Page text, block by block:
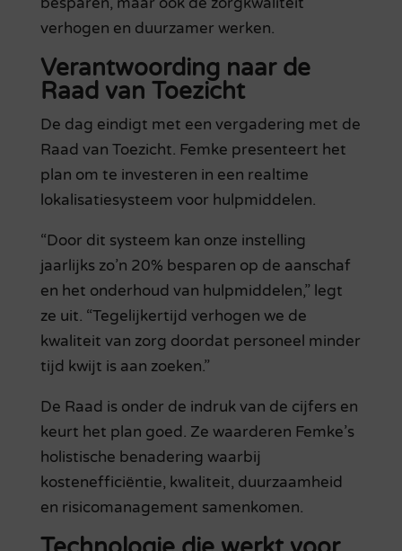
verhogen en duurzamer werken.
Verantwoording naar de
Raad van Toezicht
De dag eindigt met een vergadering met de
Raad van Toezicht. Femke presenteert het
plan om te investeren in een realtime
lokalisatiesysteem voor hulpmiddelen.
“Door dit systeem kan onze instelling
jaarlijks zo’n 20% besparen op de aanschaf
en het onderhoud van hulpmiddelen,” legt
ze uit. “Tegelijkertijd verhogen we de
kwaliteit van zorg doordat personeel minder
tijd kwijt is aan zoeken.”
De Raad is onder de indruk van de cijfers en
keurt het plan goed. Ze waarderen Femke’s
holistische benadering waarbij
kostenefficiëntie, kwaliteit, duurzaamheid
en risicomanagement samenkomen.